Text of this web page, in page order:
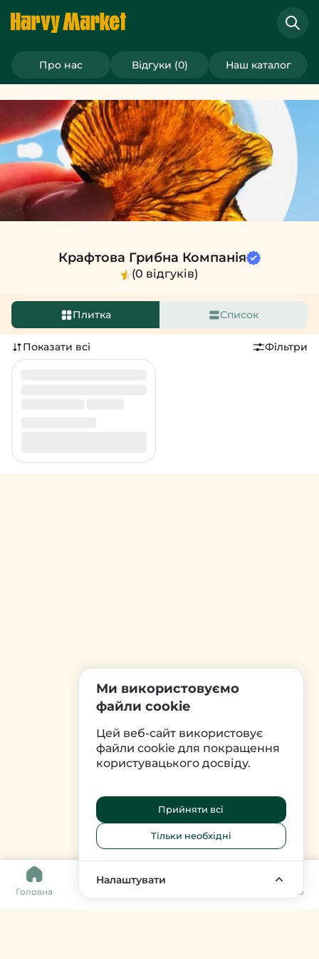
Головна Меню
Грибні Джерки класичні> Крафтова Грибна Компанія
Про нас Відгуки (0) Наш каталог
Крафтова Грибна Компанія
(0 відгуків)
Плитка Список
Фільтри
Показати всі
Ми використовуємо
файли cookie
Цей веб-сайт використовує
файли cookie для покращення
користувацького досвіду.
Прийняти всі
Тільки необхідні
Налаштувати